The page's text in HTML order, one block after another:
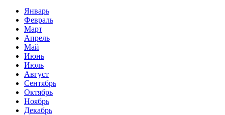
Январь
Февраль
Март
Апрель
Май
Июнь
Июль
Август
Сентябрь
Октябрь
Ноябрь
Декабрь